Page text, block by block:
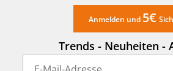
Anmelden und 5€
Trends - Neuheiten -